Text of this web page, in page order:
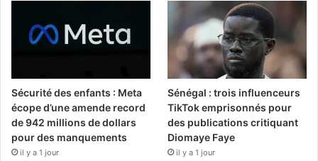
Sécurité des enfants : Meta
écope d’une amende record
de 942 millions de dollars
pour des manquements
il y a 1 jour
Sénégal : trois influenceurs
TikTok emprisonnés pour
des publications critiquant
Diomaye Faye
il y a 1 jour